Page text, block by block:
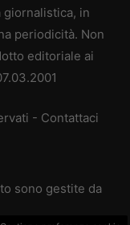
giornalistica, in
periodicità. Non
editoriale ai
- Contattaci
sono gestite da